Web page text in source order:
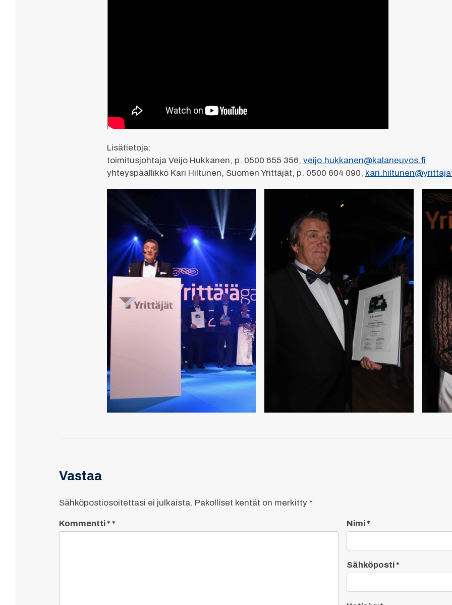
Lisätietoja:
toimitusjohtaja Veijo Hukkanen, p. 0500 655 356, veijo.hukkanen@kalaneuvos.fi
yhteyspäällikkö Kari Hiltunen, Suomen Yrittäjät, p. 0500 604 090,
Vastaa
Sähköpostiosoitettasi ei julkaista. Pakolliset kentät on merkitty *
Kommentti* Nimi*
Sähköposti*